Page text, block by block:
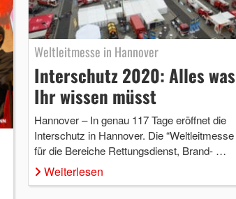
Weltleitmesse in Hannover
Interschutz 2020: Alles was
Ihr wissen müsst
Hannover – In genau 117 Tage eröffnet die
Interschutz in Hannover. Die “Weltleitmesse
für die Bereiche Rettungsdienst, Brand- …
Weiterlesen